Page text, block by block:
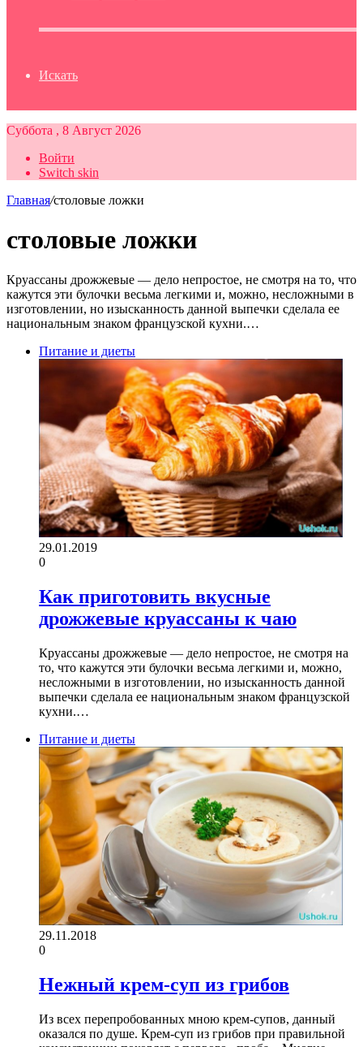
Искать
Суббота , 8 Август 2026
Войти
Switch skin
Главная/столовые ложки
столовые ложки
Круассаны дрожжевые — дело непростое, не смотря на то, что
кажутся эти булочки весьма легкими и, можно, несложными в
изготовлении, но изысканность данной выпечки сделала ее
национальным знаком французской кухни.…
Питание и диеты
29.01.2019
0
Как приготовить вкусные
дрожжевые круассаны к чаю
Круассаны дрожжевые — дело непростое, не смотря на
то, что кажутся эти булочки весьма легкими и, можно,
несложными в изготовлении, но изысканность данной
выпечки сделала ее национальным знаком французской
кухни.…
Питание и диеты
29.11.2018
0
Нежный крем-суп из грибов
Из всех перепробованных мною крем-супов, данный
оказался по душе. Крем-суп из грибов при правильной